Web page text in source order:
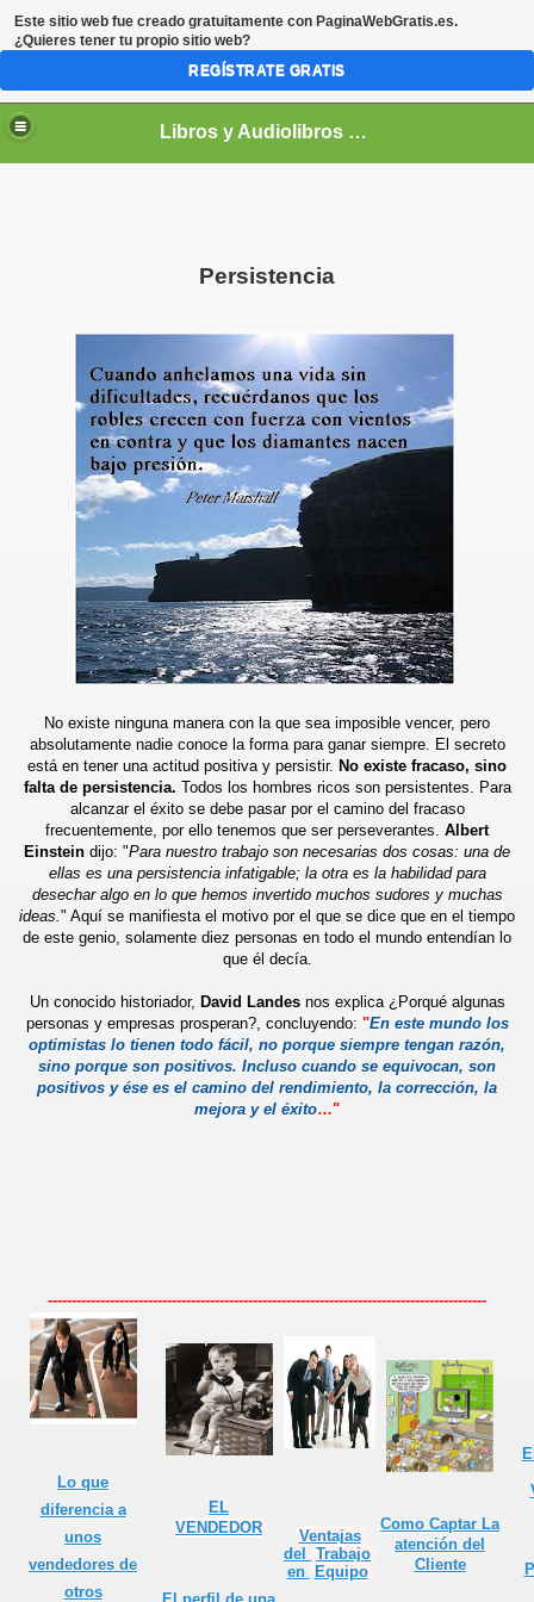
Libros y Audiolibros Para emprendedores
Persistencia
No existe ninguna manera con la que sea imposible vencer, pero
absolutamente nadie conoce la forma para ganar siempre. El secreto
está en tener una actitud positiva y persistir. No existe fracaso, sino
falta de persistencia. Todos los hombres ricos son persistentes. Para
alcanzar el éxito se debe pasar por el camino del fracaso
frecuentemente, por ello tenemos que ser perseverantes. Albert
Einstein dijo: "Para nuestro trabajo son necesarias dos cosas: una de
ellas es una persistencia infatigable; la otra es la habilidad para
desechar algo en lo que hemos invertido muchos sudores y muchas
ideas." Aquí se manifiesta el motivo por el que se dice que en el tiempo
de este genio, solamente diez personas en todo el mundo entendían lo
que él decía.
Un conocido historiador, David Landesnos explica ¿Porqué algunas
personas y empresas prosperan?, concluyendo: "En este mundo los
optimistas lo tienen todo fácil, no porque siempre tengan razón,
sino porque son positivos. Incluso cuando se equivocan, son
positivos y ése es el camino del rendimiento, la corrección, la
mejora y el éxito…"
--------------------------------------------------------------------------------------------
Lo que
diferencia a
unos
vendedores de
otros
EL
VENDEDOR
Ventajas
del
Trabajo
en
Equipo
Como Captar La
atención del
Cliente
ventas
y saber escuchar
Este sitio web fue creado gratuitamente con PaginaWebGratis.es.
¿Quieres tener tu propio sitio web?
REGÍSTRATE GRATIS